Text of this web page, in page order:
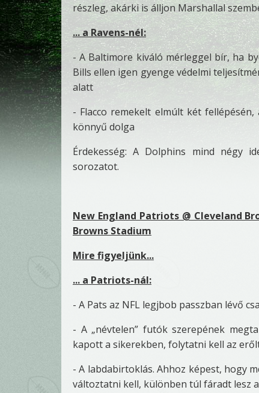
részleg, akárki is álljon Marshallal
... a Ravens-nél:
- A Baltimore kiváló mérleggel bír, ha
Bills ellen igen gyenge védelmi
alatt
- Flacco remekelt elmúlt két
könnyű dolga
Érdekesség: A Dolphins mind négy
sorozatot.
New England Patriots @ Cleveland
Browns Stadium
Mire figyeljünk...
... a Patriots-nál:
- A Pats az NFL legjbob passzban lévő
- A „névtelen” futók szerepének
kapott a sikerekben, folytatni kell az
- A labdabirtoklás. Ahhoz képest, hogy
változtatni kell, különben túl fáradt lesz